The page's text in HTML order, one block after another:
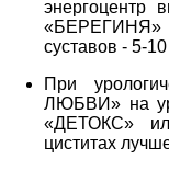
«БЕРЕГИНЯ»
суставов - 5-
При
ЛЮБВИ» на
«ДЕТОКС»
циститах